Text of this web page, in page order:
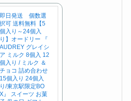
即日発送 個数選
択可 送料無料【5
個入り～24個入
り】オードリー 『
AUDREY グレイシ
ア ミルク 8個入 12
個入り / ミルク ＆
チョコ 詰め合わせ
15個入り 24個入
り/東京駅限定BO
X』 スイーツ お菓